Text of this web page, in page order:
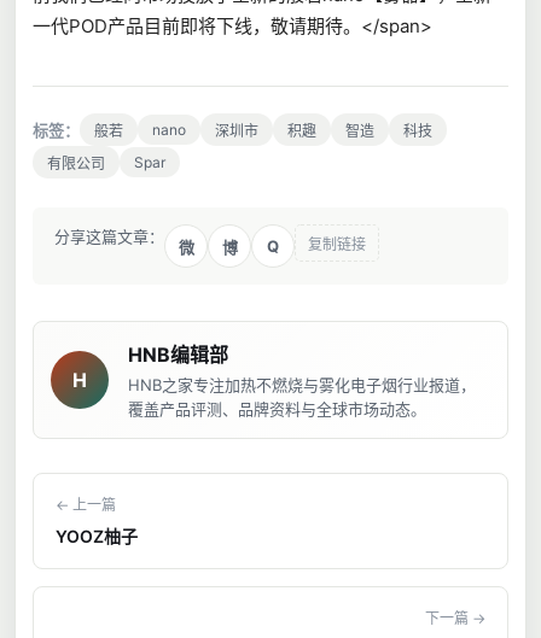
一代POD产品目前即将下线，敬请期待。</span>
标签： 般若 nano 深圳市 积趣 智造
科技
有限公司
Spar
分享这篇文章：
微 博 Q 复制链接
H
HNB编辑部
HNB之家专注加热不燃烧与雾化电子烟行业报道，
覆盖产品评测、品牌资料与全球市场动态。
← 上一篇
YOOZ柚子
下一篇 →